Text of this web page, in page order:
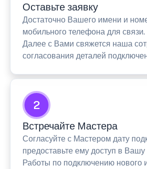
Оставьте заявку
Достаточно Вашего имени и
мобильного телефона для связи.
Далее с Вами свяжется наша
согласования деталей
2
Встречайте Мастера
Согласуйте с Мастером дату
предоставьте ему доступ в Вашу
Работы по подключению нового